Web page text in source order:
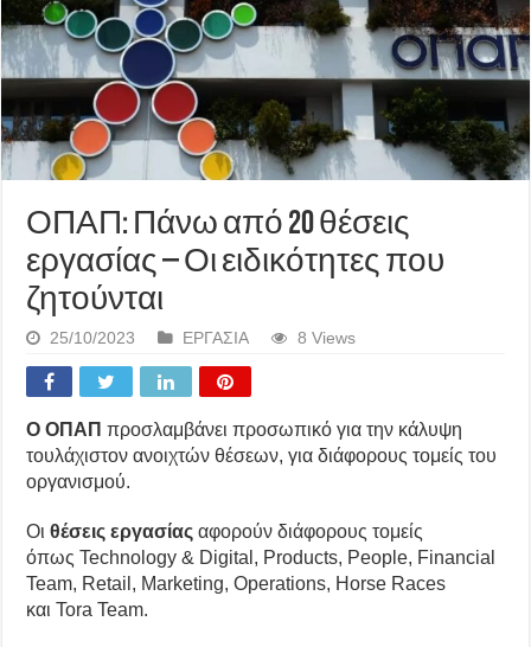
ΟΠΑΠ: Πάνω από 20 θέσεις
εργασίας – Οι ειδικότητες που
ζητούνται
25/10/2023 ΕΡΓΑΣΙΑ 8 Views
Ο ΟΠΑΠπροσλαμβάνει προσωπικό για την κάλυψη
τουλάχιστον ανοιχτών θέσεων, για διάφορους τομείς του
οργανισμού.
Οιθέσεις εργασίαςαφορούν διάφορους τομείς
όπως Technology & Digital, Products, People, Financial
Team, Retail, Marketing, Operations, Horse Races
και Tora Team.